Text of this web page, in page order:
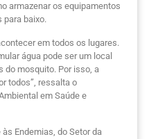
armazenar os equipamentos
para baixo.
em todos os lugares.
água pode ser um local
do mosquito. Por isso, a
todos”, ressalta o
em Saúde e
Endemias, do Setor da